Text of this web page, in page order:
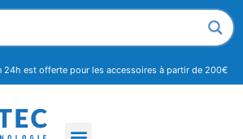
24h est offerte pour les accessoires à partir de 200€